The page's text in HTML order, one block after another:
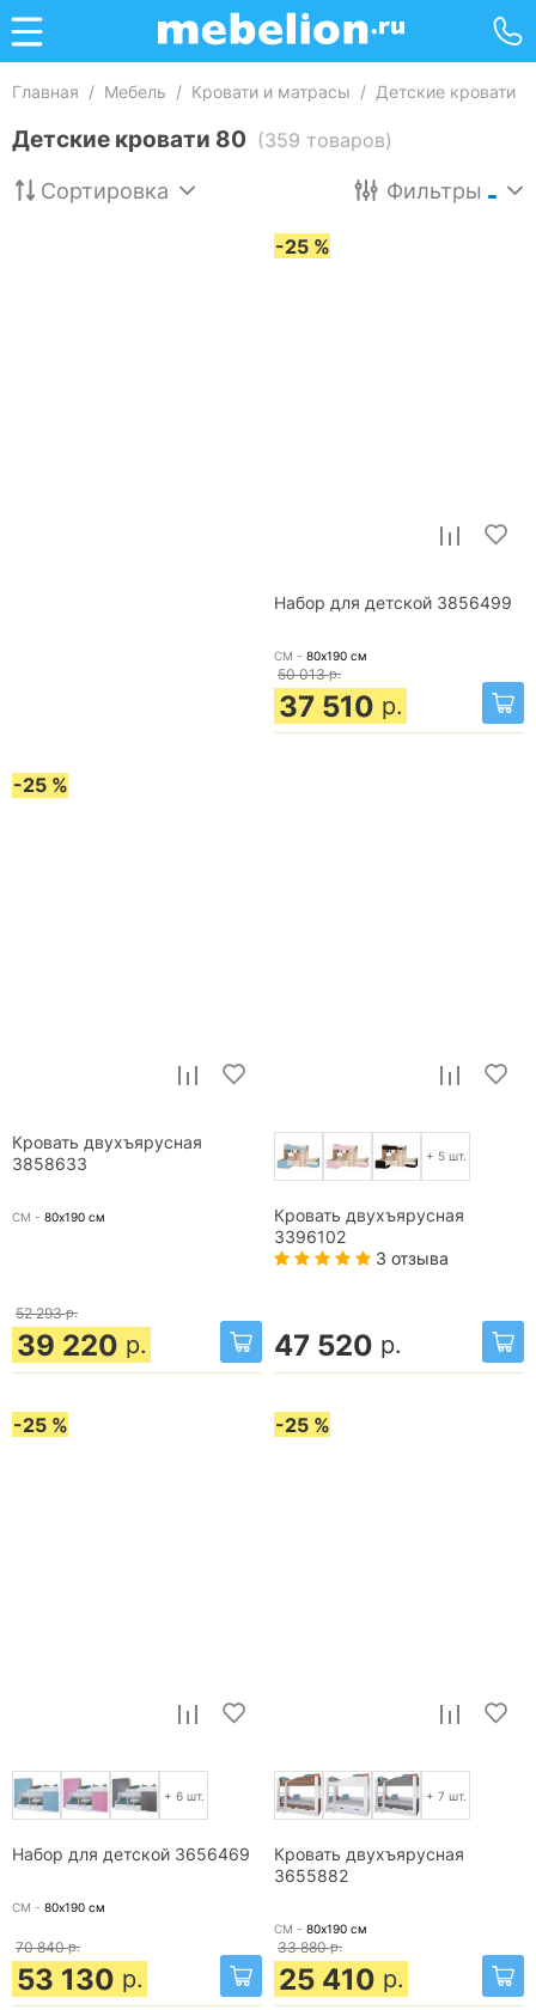
Главная / Мебель / Кровати и матрасы / Детские кровати
Детские кровати 80 (359 товаров)
Сортировка Фильтры
-25 %
Набор для детской 3856499
СМ - 80х190 см
50 013 р.
37 510 р.
-25 %
Кровать двухъярусная
3858633
СМ - 80х190 см
52 293 р.
39 220 р.
+ 5 шт.
Кровать двухъярусная
3396102
3 отзыва
47 520 р.
-25 %
+ 6 шт.
Набор для детской 3656469
СМ - 80х190 см
70 840 р.
53 130 р.
-25 %
+ 7 шт.
Кровать двухъярусная
3655882
СМ - 80х190 см
33 880 р.
25 410 р.